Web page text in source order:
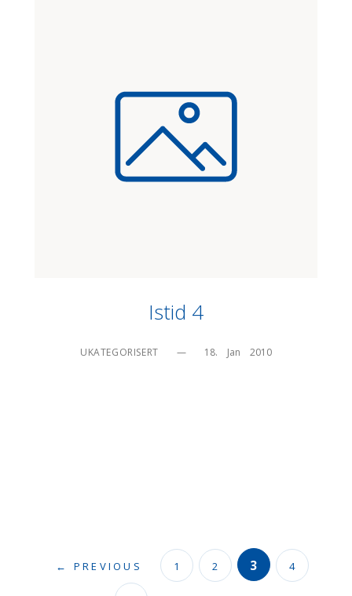
Istid 4
UKATEGORISERT — 18.    Jan    2010
← PREVIOUS 1 2 3 4